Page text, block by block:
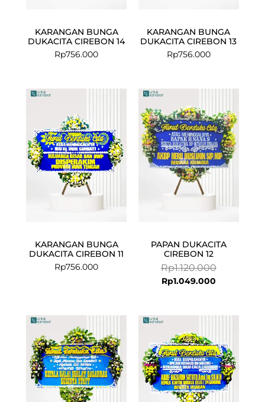
KARANGAN BUNGA
DUKACITA CIREBON 14
Rp756.000
KARANGAN BUNGA
DUKACITA CIREBON 13
Rp756.000
KARANGAN BUNGA
DUKACITA CIREBON 11
Rp756.000
PAPAN DUKACITA
CIREBON 12
Rp1.120.000
was:
Rp1.120.000.
Rp1.049.000
is: